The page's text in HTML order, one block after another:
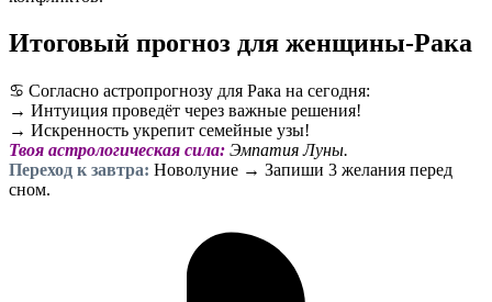
Итоговый прогноз для женщины-Рака
♋️ Согласно астропрогнозу для Рака на сегодня:
→ Интуиция проведёт через важные решения!
→ Искренность укрепит семейные узы!
Твоя астрологическая сила: Эмпатия Луны.
Переход к завтра: Новолуние → Запиши 3 желания перед
сном.